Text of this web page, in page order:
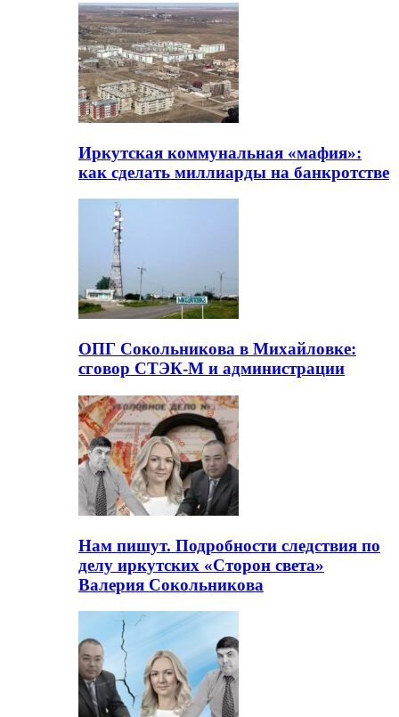
Иркутская коммунальная «мафия»:
как сделать миллиарды на банкротстве
ОПГ Сокольникова в Михайловке:
сговор СТЭК-М и администрации
Нам пишут. Подробности следствия по
делу иркутских «Сторон света»
Валерия Сокольникова